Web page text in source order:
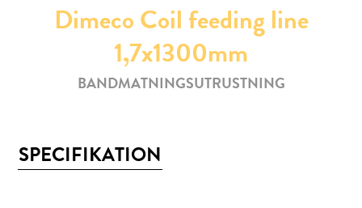
Dimeco Coil feeding line
1,7x1300mm
BANDMATNINGSUTRUSTNING
SPECIFIKATION